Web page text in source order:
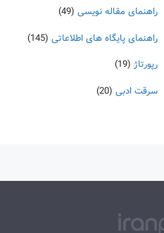
راهنمای مقاله نویسی (49)
راهنمای پایگاه های اطلاعاتی (145)
رپورتاژ (19)
سرقت ادبی (20)